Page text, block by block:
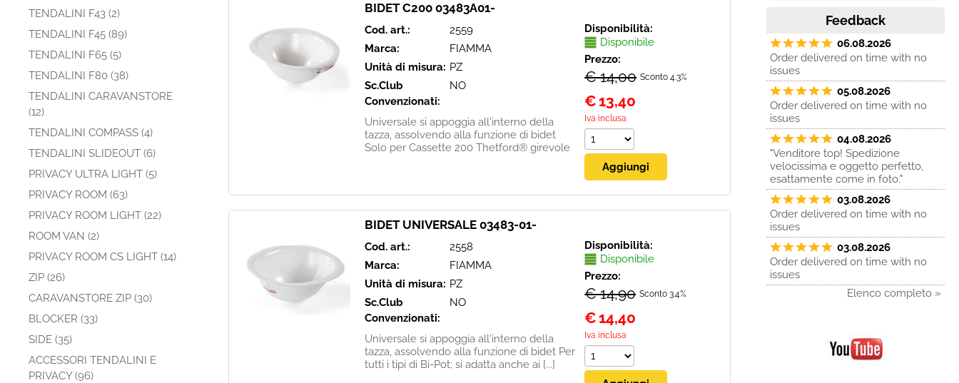
TENDALINI F43 (2)
TENDALINI F45 (89)
TENDALINI F65 (5)
TENDALINI F80 (38)
TENDALINI CARAVANSTORE
(12)
TENDALINI COMPASS (4)
TENDALINI SLIDEOUT (6)
PRIVACY ULTRA LIGHT (5)
PRIVACY ROOM (63)
PRIVACY ROOM LIGHT (22)
ROOM VAN (2)
PRIVACY ROOM CS LIGHT (14)
ZIP (26)
CARAVANSTORE ZIP (30)
BLOCKER (33)
SIDE (35)
ACCESSORI TENDALINI E
PRIVACY (96)
BIDET C200 03483A01-
Cod. art.:
2559
Marca:
FIAMMA
Unità di misura: PZ
Sc.Club
Convenzionati:
NO
Universale si appoggia all'interno della
tazza, assolvendo alla funzione di bidet
Solo per Cassette 200 Thetford® girevole
Disponibilità:
Disponibile
Prezzo:
€ 14,00 Sconto 4.3%
€ 13,40
Iva inclusa
BIDET UNIVERSALE 03483-01-
Cod. art.:
2558
Marca:
FIAMMA
Unità di misura: PZ
Sc.Club
Convenzionati:
NO
Universale si appoggia all'interno della
tazza, assolvendo alla funzione di bidet Per
tutti i tipi di Bi-Pot; si adatta anche ai [...]
Disponibilità:
Disponibile
Prezzo:
€ 14,90 Sconto 3.4%
€ 14,40
Iva inclusa
Feedback
06.08.2026
Order delivered on time with no
issues
05.08.2026
Order delivered on time with no
issues
04.08.2026
"Venditore top! Spedizione
velocissima e oggetto perfetto,
esattamente come in foto."
03.08.2026
Order delivered on time with no
issues
03.08.2026
Order delivered on time with no
issues
Elenco completo »